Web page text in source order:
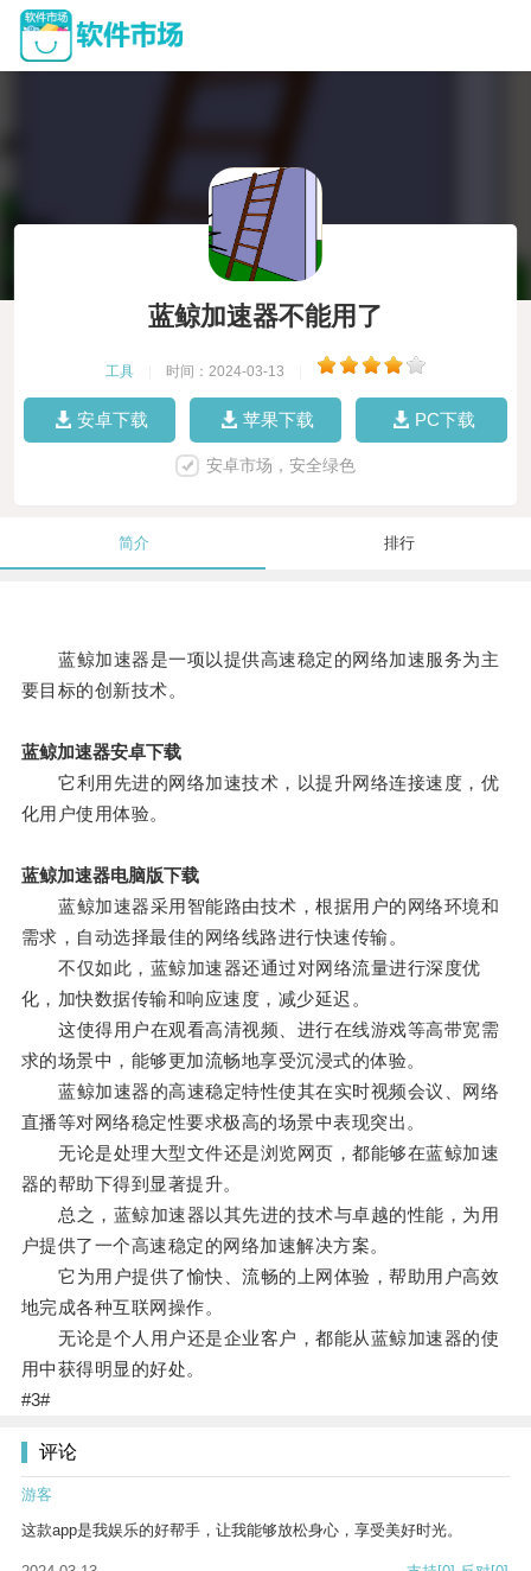
蓝鲸加速器不能用了
工具 时间：2024-03-13
安卓下载 苹果下载 PC下载
安卓市场，安全绿色
简介 排行
蓝鲸加速器是一项以提供高速稳定的网络加速服务为主
要目标的创新技术。
蓝鲸加速器安卓下载
它利用先进的网络加速技术，以提升网络连接速度，优
化用户使用体验。
蓝鲸加速器电脑版下载
蓝鲸加速器采用智能路由技术，根据用户的网络环境和
需求，自动选择最佳的网络线路进行快速传输。
不仅如此，蓝鲸加速器还通过对网络流量进行深度优
化，加快数据传输和响应速度，减少延迟。
这使得用户在观看高清视频、进行在线游戏等高带宽需
求的场景中，能够更加流畅地享受沉浸式的体验。
蓝鲸加速器的高速稳定特性使其在实时视频会议、网络
直播等对网络稳定性要求极高的场景中表现突出。
无论是处理大型文件还是浏览网页，都能够在蓝鲸加速
器的帮助下得到显著提升。
总之，蓝鲸加速器以其先进的技术与卓越的性能，为用
户提供了一个高速稳定的网络加速解决方案。
它为用户提供了愉快、流畅的上网体验，帮助用户高效
地完成各种互联网操作。
无论是个人用户还是企业客户，都能从蓝鲸加速器的使
用中获得明显的好处。
#3#
评论
游客
这款app是我娱乐的好帮手，让我能够放松身心，享受美好时光。